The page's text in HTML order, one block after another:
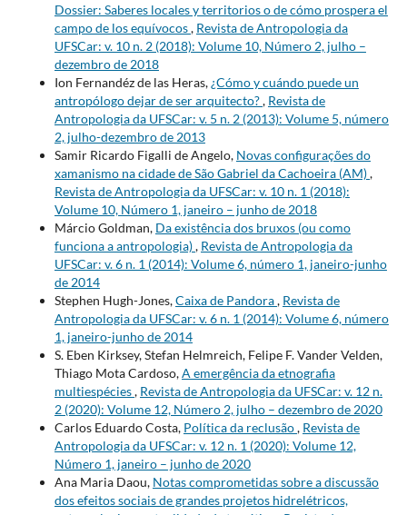
Dossier: Saberes locales y territorios o de cómo prospera el
campo de los equívocos, Revista de Antropologia da
UFSCar: v. 10 n. 2 (2018): Volume 10, Número 2, julho –
dezembro de 2018
Ion Fernandéz de las Heras,¿Cómo y cuándo puede un
antropólogo dejar de ser arquitecto?, Revista de
Antropologia da UFSCar: v. 5 n. 2 (2013): Volume 5, número
2, julho-dezembro de 2013
Samir Ricardo Figalli de Angelo, Novas configurações do
xamanismo na cidade de São Gabriel da Cachoeira (AM),
Revista de Antropologia da UFSCar: v. 10 n. 1 (2018):
Volume 10, Número 1, janeiro – junho de 2018
Márcio Goldman, Da existência dos bruxos (ou como
funciona a antropologia), Revista de Antropologia da
UFSCar: v. 6 n. 1 (2014): Volume 6, número 1, janeiro-junho
de 2014
Stephen Hugh-Jones,Caixa de Pandora, Revista de
Antropologia da UFSCar: v. 6 n. 1 (2014): Volume 6, número
1, janeiro-junho de 2014
S. Eben Kirksey, Stefan Helmreich, Felipe F. Vander Velden,
Thiago Mota Cardoso,A emergência da etnografia
multiespécies, Revista de Antropologia da UFSCar: v. 12 n.
2 (2020): Volume 12, Número 2, julho – dezembro de 2020
Carlos Eduardo Costa, Política da reclusão, Revista de
Antropologia da UFSCar: v. 12 n. 1 (2020): Volume 12,
Número 1, janeiro – junho de 2020
Ana Maria Daou, Notas comprometidas sobre a discussão
dos efeitos sociais de grandes projetos hidrelétricos,